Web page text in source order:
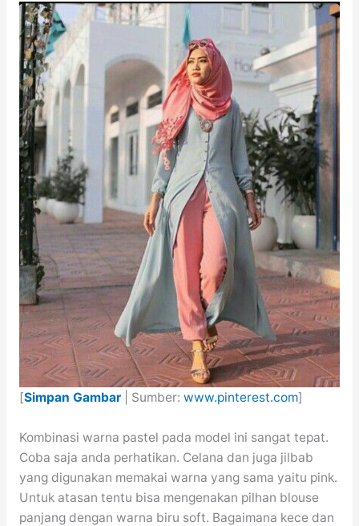
[Simpan Gambar| Sumber: www.pinterest.com]
Kombinasi warna pastel pada model ini sangat tepat.
Coba saja anda perhatikan. Celana dan juga jilbab
yang digunakan memakai warna yang sama yaitu pink.
Untuk atasan tentu bisa mengenakan pilhan blouse
panjang dengan warna biru soft. Bagaimana kece dan